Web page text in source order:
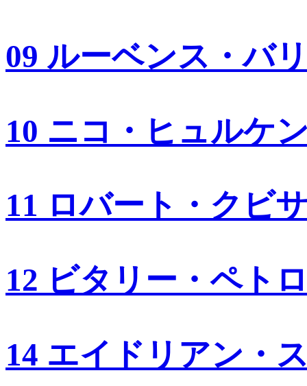
09 ルーベンス・バ
10 ニコ・ヒュルケ
11 ロバート・クビ
12 ビタリー・ペト
14 エイドリアン・